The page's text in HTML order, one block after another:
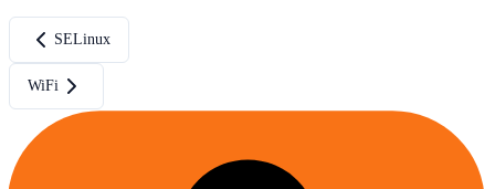
SELinux
WiFi